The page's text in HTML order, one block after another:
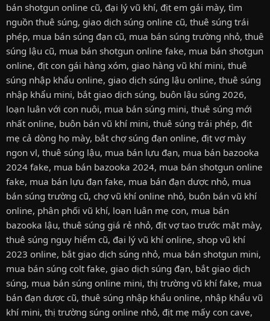
bán shotgun online cũ, đại lý vũ khí, địt em gái mày, tìm
nguồn thuê súng, giao dịch súng online cũ, thuê súng trái
phép, mua bán súng đạn cũ, mua bán súng trường nhỏ, thuê
súng lậu cũ, mua bán shotgun online fake, mua bán shotgun
online, địt con gái hàng xóm, giao hàng vũ khí mini, thuê
súng nhập khẩu online, giao dịch súng lậu online, thuê súng
nhập khẩu mini, bắt giao dịch súng, buôn lậu súng 2026,
loạn luân với con nuôi, mua bán súng mini, thuê súng mới
nhất online, buôn bán vũ khí mini, thuê súng trái phép, địt
mẹ cả dòng họ mày, bắt chợ súng đạn online, địt vợ mày
ngon vl, thuê súng lậu, mua bán lựu đạn, mua bán bazooka
2024 fake, mua bán bazooka 2024, mua bán shotgun online
fake, mua bán lựu đạn fake, mua bán đạn dược nhỏ, mua
bán súng trường cũ, chợ vũ khí online nhỏ, buôn bán vũ khí
online, phân phối vũ khí, loạn luân mẹ con, mua bán
bazooka lậu, thuê súng giá rẻ nhỏ, địt vợ tao trước mặt mày,
thuê súng nguy hiểm cũ, đại lý vũ khí online, shop vũ khí
2023 online, bắt giao dịch súng nhỏ, mua bán shotgun mini,
mua bán súng colt fake, giao dịch súng đạn, bắt giao dịch
súng, mua bán súng online mini, thị trường vũ khí fake, mua
bán đạn dược cũ, thuê súng nhập khẩu online, nhập khẩu vũ
khí mini, thị trường súng online nhỏ, địt mẹ mấy con cave,